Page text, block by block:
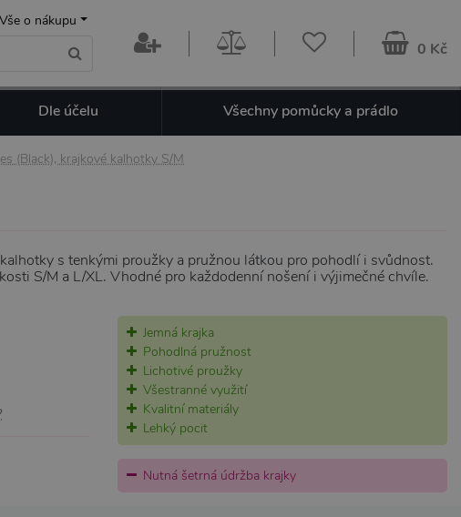
Vše o nákupu
0 Kč
Dle účelu Všechny pomůcky a prádlo
(Black), krajkové kalhotky S/M
s tenkými proužky a pružnou látkou pro pohodlí i svůdnost.
S/M a L/XL. Vhodné pro každodenní nošení i výjimečné chvíle.
Jemná krajka
Pohodlná pružnost
Lichotivé proužky
Všestranné využití
Kvalitní materiály
Lehký pocit
Nutná šetrná údržba krajky